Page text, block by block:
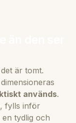
är tomt.
används.
fylls inför
tydlig och